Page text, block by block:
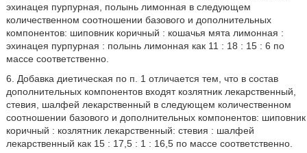
эхинацея пурпурная, полынь лимонная в следующем
количественном соотношении базового и дополнительных
компонентов: шиповник коричный : кошачья мята лимонная :
эхинацея пурпурная : полынь лимонная как 11 : 18 : 15 : 6 по
массе соответственно.
6. Добавка диетическая по п. 1 отличается тем, что в состав
дополнительных компонентов входят козлятник лекарственный,
стевия, шалфей лекарственный в следующем количественном
соотношении базового и дополнительных компонентов: шиповник
коричный : козлятник лекарственный: стевия : шалфей
лекарственный как 15 : 17,5 : 1 : 16,5 по массе соответственно.